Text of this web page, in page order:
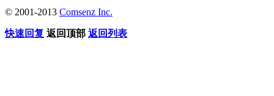
© 2001-2013 Comsenz Inc.
快速回复 返回顶部 返回列表